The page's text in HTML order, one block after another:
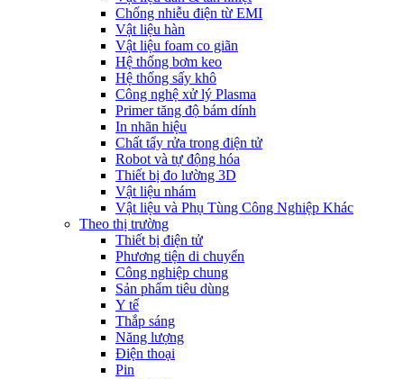
Chống nhiễu điện từ EMI
Vật liệu hàn
Vật liệu foam co giãn
Hệ thống bơm keo
Hệ thống sấy khô
Công nghệ xử lý Plasma
Primer tăng độ bám dính
In nhãn hiệu
Chất tẩy rửa trong điện tử
Robot và tự động hóa
Thiết bị đo lường 3D
Vật liệu nhám
Vật liệu và Phụ Tùng Công Nghiệp Khác
Theo thị trường
Thiết bị điện tử
Phương tiện di chuyển
Công nghiệp chung
Sản phẩm tiêu dùng
Y tế
Thắp sáng
Năng lượng
Điện thoại
Pin